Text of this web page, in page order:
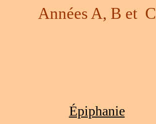
Années A, B et C
Épiphanie